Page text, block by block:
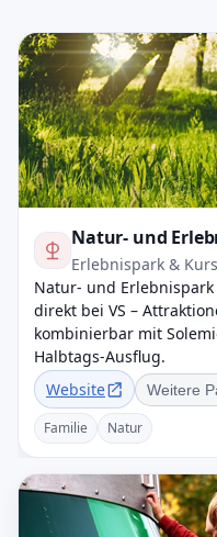
Natur- und
Erlebnispark &
Natur- und
direkt bei VS –
kombinierbar mit
Halbtags-Ausflug.
Website
Weitere
Familie Natur